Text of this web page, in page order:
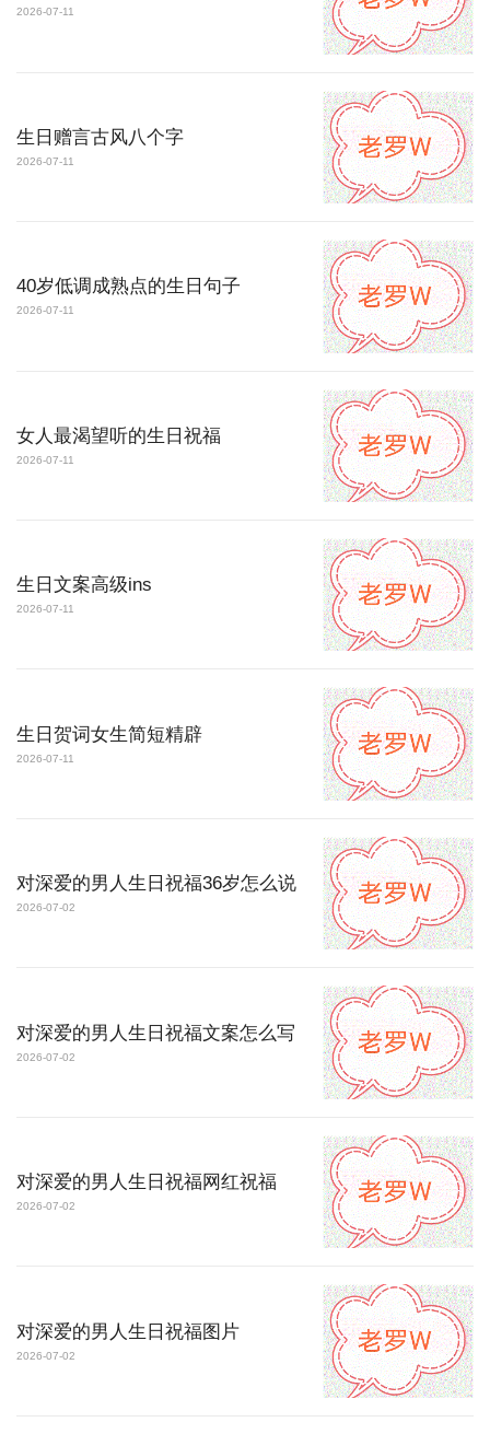
2026-07-11
生日赠言古风八个字
2026-07-11
40岁低调成熟点的生日句子
2026-07-11
女人最渴望听的生日祝福
2026-07-11
生日文案高级ins
2026-07-11
生日贺词女生简短精辟
2026-07-11
对深爱的男人生日祝福36岁怎么说
2026-07-02
对深爱的男人生日祝福文案怎么写
2026-07-02
对深爱的男人生日祝福网红祝福
2026-07-02
对深爱的男人生日祝福图片
2026-07-02